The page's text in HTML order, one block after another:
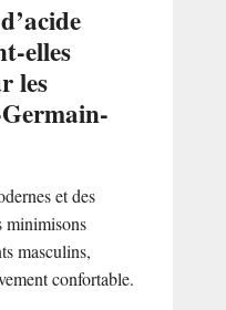
elles
les
et des
minimisons
masculins,
confortable.